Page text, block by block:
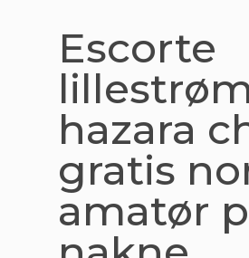
Escorte
hazara
gratis
amatør